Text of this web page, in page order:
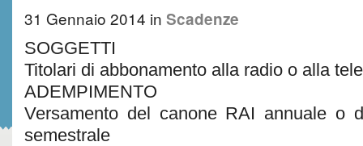
31 Gennaio 2014 in Scadenze
SOGGETTI
Titolari di abbonamento alla radio o alla
ADEMPIMENTO
Versamento del canone RAI annuale o
semestrale